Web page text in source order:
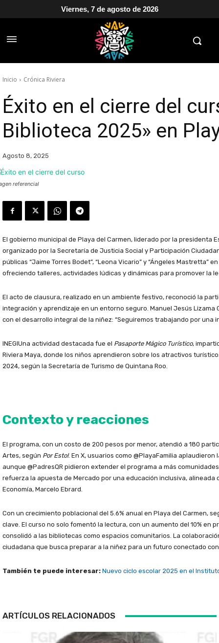
Viernes, 7 de agosto de 2026
Inicio Crónica Riviera
Éxito en el cierre del
Biblioteca 2025» en
Agosto 8, 2025
referencial
El gobierno municipal de Playa del Carmen, liderado por la presidenta
organizado por la Secretaría de Justicia Social y Participación
públicas “Jaime Torres Bodet”, “Leona Vicario” y “Ángeles
ofreciendo talleres, actividades lúdicas y dinámicas para promover la
El acto de clausura, realizado en un ambiente festivo, reconoció la
integración y aprendizaje en un entorno seguro. Manuel Jesús
con el desarrollo integral de la niñez: “Seguiremos trabajando por una
INEGIUna actividad destacada fue el Pasaporte Mágico Turístico,
Riviera Maya, donde los niños aprendieron sobre los atractivos
2024, según la Secretaría de Turismo de Quintana Roo.
Contexto y reacciones
El programa, con un costo de 200 pesos por menor, atendió a 180
Artes, según Por Esto!. En X, usuarios como @PlayaFamilia
aunque @PadresQR pidieron extender el programa a más
refuerza la apuesta de Mercado por una educación inclusiva,
Economía, Marcelo Ebrard.
Con un crecimiento poblacional del 5.6% anual en Playa del Carmen,
clave. El curso no solo fomentó la lectura, con un aumento del 10%
consolidó a las bibliotecas como espacios comunitarios. La
ciudadana que busca preparar a la niñez para un futuro conectado
También te puede interesar: Nuevo ciclo escolar 2025 en el
ARTÍCULOS RELACIONADOS